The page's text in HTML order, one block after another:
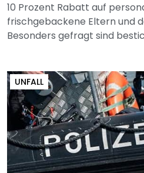
10 Prozent Rabatt auf
frischgebackene Eltern und
Besonders gefragt sind
UNFALL